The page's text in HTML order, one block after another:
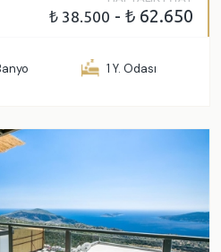
₺ 38.500 - ₺ 62.650
1 Y. Odası